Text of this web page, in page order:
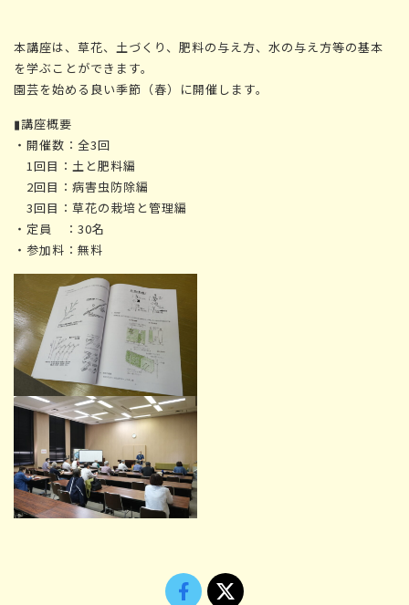
本講座は、草花、土づくり、肥料の与え方、水の与え方等の基本
を学ぶことができます。
園芸を始める良い季節（春）に開催します。
▮講座概要
・開催数：全3回
1回目：土と肥料編
2回目：病害虫防除編
3回目：草花の栽培と管理編
・定員 ：30名
・参加料：無料